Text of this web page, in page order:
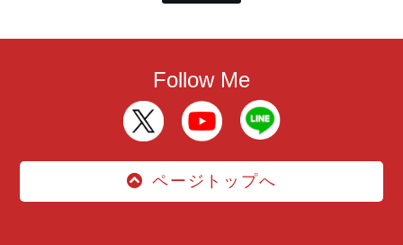
Follow Me
ページトップへ